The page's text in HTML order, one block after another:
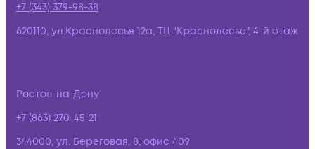
+7 (343) 379-98-38
620110, ул.Краснолесья 12а, ТЦ "Краснолесье", 4-й этаж
Ростов-на-Дону
+7 (863) 270-45-21
344000, ул. Береговая, 8, офис 409